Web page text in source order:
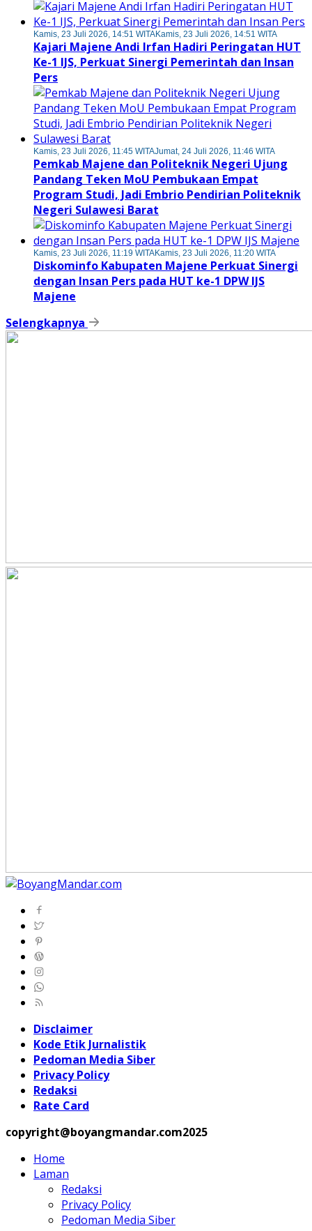
Kamis, 23 Juli 2026, 14:51 WITAKamis, 23 Juli 2026, 14:51 WITA
Kajari Majene Andi Irfan Hadiri Peringatan HUT
Ke-1 IJS, Perkuat Sinergi Pemerintah dan Insan
Pers
Kamis, 23 Juli 2026, 11:45 WITAJumat, 24 Juli 2026, 11:46 WITA
Pemkab Majene dan Politeknik Negeri Ujung
Pandang Teken MoU Pembukaan Empat
Program Studi, Jadi Embrio Pendirian Politeknik
Negeri Sulawesi Barat
Kamis, 23 Juli 2026, 11:19 WITAKamis, 23 Juli 2026, 11:20 WITA
Diskominfo Kabupaten Majene Perkuat Sinergi
dengan Insan Pers pada HUT ke-1 DPW IJS
Majene
Selengkapnya
Disclaimer
Kode Etik Jurnalistik
Pedoman Media Siber
Privacy Policy
Redaksi
Rate Card
copyright@boyangmandar.com2025
Home
Laman
Redaksi
Privacy Policy
Pedoman Media Siber